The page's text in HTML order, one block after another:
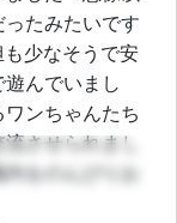
ったみたいです
少なそうで安
んでいまし
ンちゃんたち
させられまし
をのんびりお
トします！